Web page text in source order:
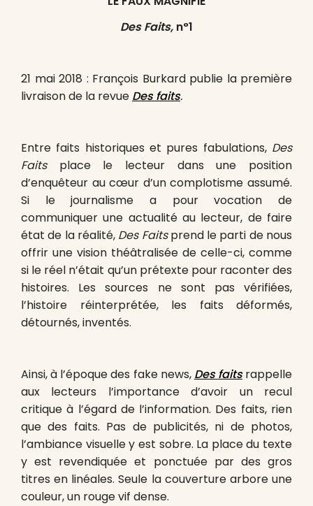
Des Faits, n°1
21 mai 2018 : François Burkard publie la première
livraison de la revue Des faits.
Entre faits historiques et pures fabulations, Des
Faitsplace le lecteur dans une position
d’enquêteur au cœur d’un complotisme assumé.
Si le journalisme a pour vocation de
communiquer une actualité au lecteur, de faire
état de la réalité, Des Faitsprend le parti de nous
offrir une vision théâtralisée de celle-ci, comme
si le réel n’était qu’un prétexte pour raconter des
histoires. Les sources ne sont pas vérifiées,
l’histoire réinterprétée, les faits déformés,
détournés, inventés.
Ainsi, à l’époque des fake news, Des faitsrappelle
aux lecteurs l’importance d’avoir un recul
critique à l’égard de l’information. Des faits, rien
que des faits. Pas de publicités, ni de photos,
l’ambiance visuelle y est sobre. La place du texte
y est revendiquée et ponctuée par des gros
titres en linéales. Seule la couverture arbore une
couleur, un rouge vif dense.